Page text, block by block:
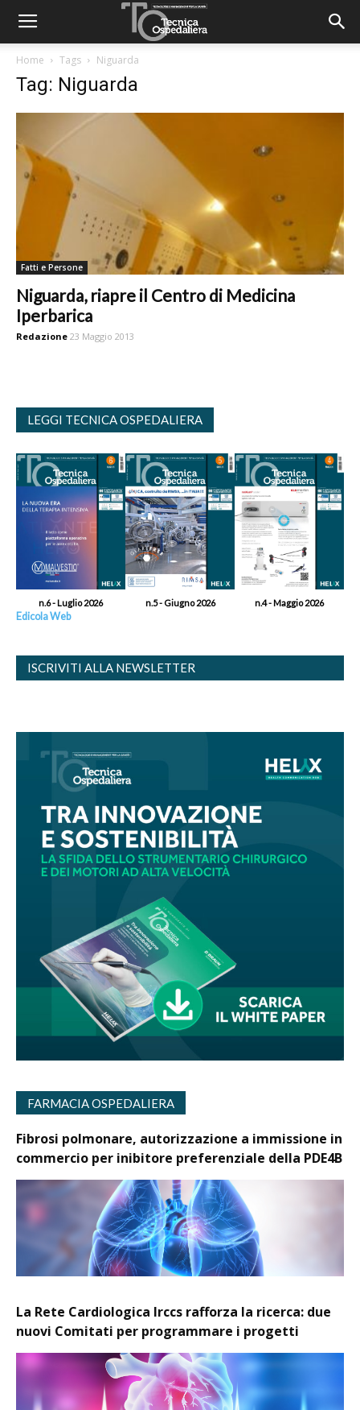
Home Tags Niguarda
Tag: Niguarda
Fatti e Persone
Niguarda, riapre il Centro di Medicina
Iperbarica
Redazione 23 Maggio 2013
LEGGI TECNICA OSPEDALIERA
n.6 - Luglio 2026 n.5 - Giugno 2026 n.4 - Maggio 2026
Edicola Web
ISCRIVITI ALLA NEWSLETTER
FARMACIA OSPEDALIERA
Fibrosi polmonare, autorizzazione a immissione in
commercio per inibitore preferenziale della PDE4B
La Rete Cardiologica Irccs rafforza la ricerca: due
nuovi Comitati per programmare i progetti